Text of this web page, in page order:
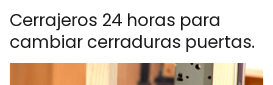
Cerrajeros 24 horas para
cambiar cerraduras puertas.